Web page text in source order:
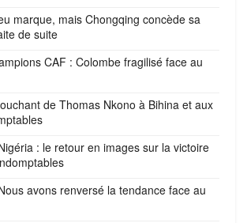
marque, mais Chongqing concède sa
de suite
CAF : Colombe fragilisé face au
de Thomas Nkono à Bihina et aux
: le retour en images sur la victoire
avons renversé la tendance face au